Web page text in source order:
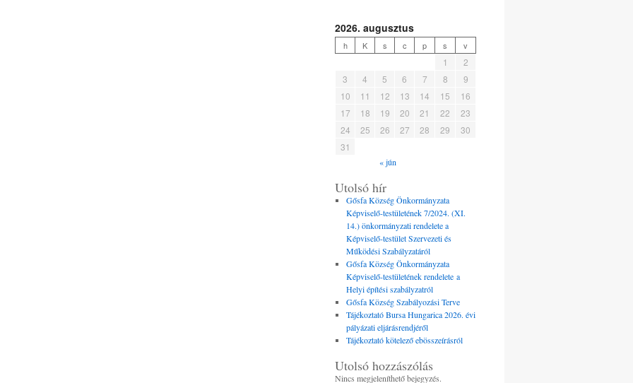
2026. augusztus
h K s c p s v
1
2
3
4 5 6 7 8
9
10
11 12 13 14 15
16
17
18 19 20 21 22
23
24
25 26 27 28 29
30
31
« jún
Utolsó hír
Gősfa Község Önkormányzata
Képviselő-testületének 7/2024. (XI.
14.) önkormányzati rendelete a
Képviselő-testület Szervezeti és
Működési Szabályzatáról
Gősfa Község Önkormányzata
Képviselő-testületének rendelete a
Helyi építési szabályzatról
Gősfa Község Szabályozási Terve
Tájékoztató Bursa Hungarica 2026. évi
pályázati eljárásrendjéről
Tájékoztató kötelező ebösszeírásról
Utolsó hozzászólás
Nincs megjeleníthető bejegyzés.